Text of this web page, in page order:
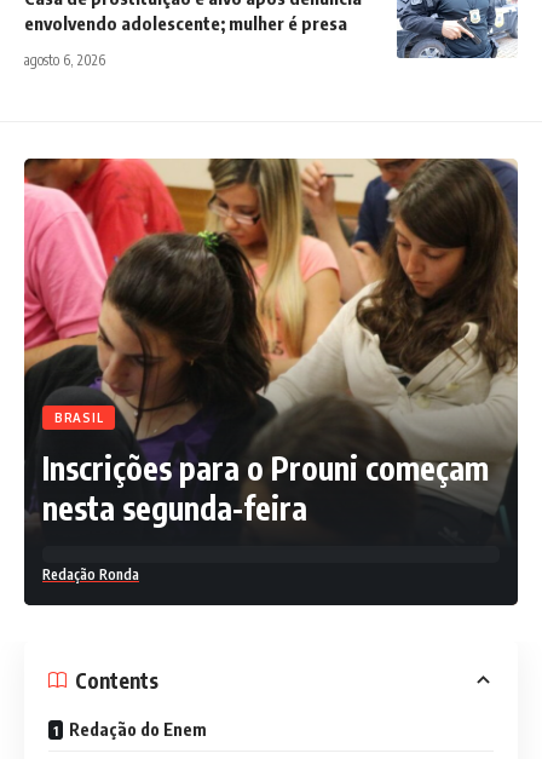
envolvendo adolescente; mulher é presa
agosto 6, 2026
BRASIL
Inscrições para o Prouni começam
nesta segunda-feira
Redação Ronda
Contents
Redação do Enem